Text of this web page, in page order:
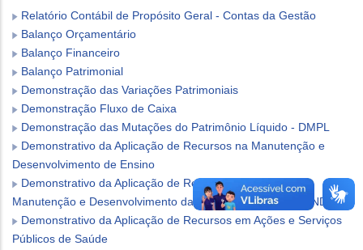
Relatório Contábil de Propósito Geral - Contas da Gestão
Balanço Orçamentário
Balanço Financeiro
Balanço Patrimonial
Demonstração das Variações Patrimoniais
Demonstração Fluxo de Caixa
Demonstração das Mutações do Patrimônio Líquido - DMPL
Demonstrativo da Aplicação de Recursos na Manutenção e
Desenvolvimento de Ensino
Demonstrativo da Aplicação de Recursos do Fundo de
Manutenção e Desenvolvimento da Educação Básica - FUNDEB
Demonstrativo da Aplicação de Recursos em Ações e Serviços
Públicos de Saúde